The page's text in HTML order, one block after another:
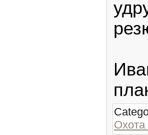
Охота